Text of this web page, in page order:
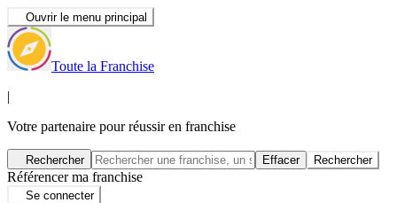
Ouvrir le menu principal
Toute la Franchise
|
Votre partenaire pour réussir en franchise
Rechercher Effacer Rechercher
Référencer ma franchise
Se connecter